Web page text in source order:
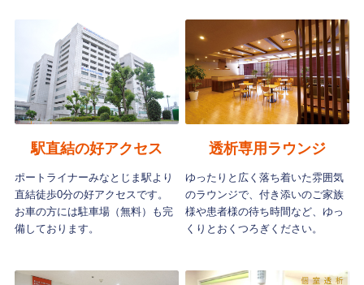
駅直結の好アクセス
ポートライナーみなとじま駅より
直結徒歩0分の好アクセスです。
お車の方には駐車場（無料）も完
備しております。
透析専用ラウンジ
ゆったりと広く落ち着いた雰囲気
のラウンジで、付き添いのご家族
様や患者様の待ち時間など、ゆっ
くりとおくつろぎください。